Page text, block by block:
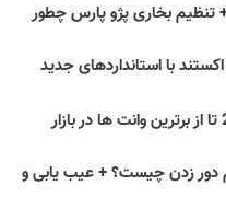
تنظیم بخاری پژو پارس چطور
با استانداردهای جدید
بهترین وانت ها در ایران: معرفی 25 تا از برترین وانت ها در بازار
زدن چیست؟ + عیب یابی و